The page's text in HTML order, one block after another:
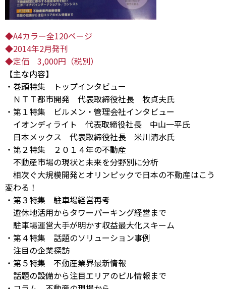
◆A4カラー全120ページ
◆2014年2月発刊
◆定価 3,000円（税別）
【主な内容】
・巻頭特集 トップインタビュー
ＮＴＴ都市開発 代表取締役社長 牧貞夫氏
・第１特集 ビルメン・管理会社インタビュー
イオンディライト 代表取締役社長 中山一平氏
日本メックス 代表取締役社長 米川清水氏
・第２特集 ２０１４年の不動産
不動産市場の現状と未来を分野別に分析
相次ぐ大規模開発とオリンピックで日本の不動産はこう
変わる！
・第３特集 駐車場経営再考
遊休地活用からタワーパーキング経営まで
駐車場運営大手が明かす収益最大化スキーム
・第４特集 話題のソリューション事例
注目の企業探訪
・第５特集 不動産業界最新情報
話題の設備から注目エリアのビル情報まで